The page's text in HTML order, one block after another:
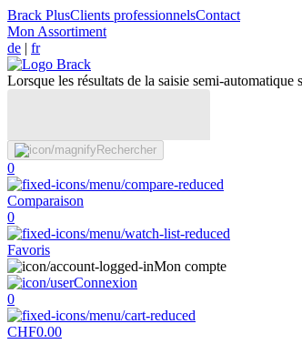
Brack PlusClients professionnelsContact
Mon Assortiment
de | fr
Lorsque les résultats de la saisie semi-
Rechercher
0
Comparaison
0
Favoris
Mon compte
Connexion
0
CHF0.00